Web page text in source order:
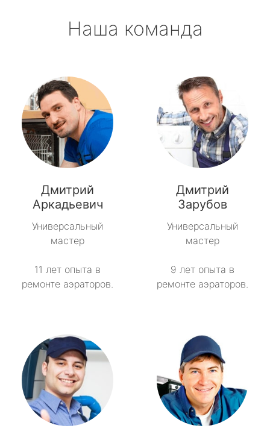
Наша команда
Дмитрий
Аркадьевич
Универсальный
мастер
11 лет опыта в
ремонте аэраторов.
Дмитрий
Зарубов
Универсальный
мастер
9 лет опыта в
ремонте аэраторов.